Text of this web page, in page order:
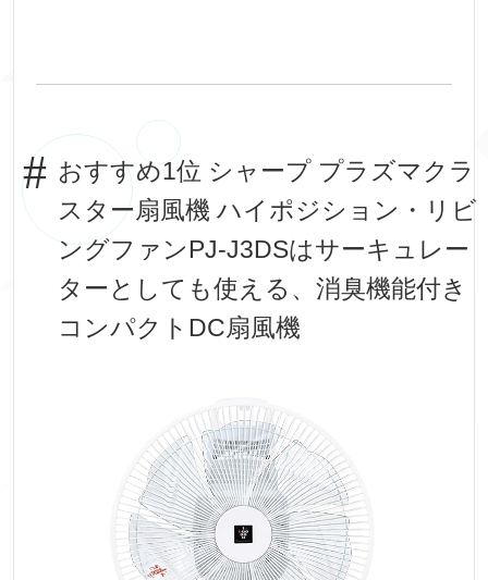
おすすめ1位 シャープ プラズマクラ
スター扇風機 ハイポジション・リビ
ングファンPJ-J3DSはサーキュレー
ターとしても使える、消臭機能付き
コンパクトDC扇風機